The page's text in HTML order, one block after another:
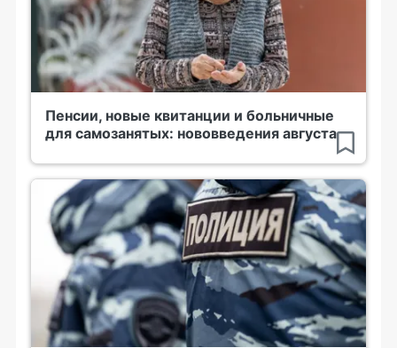
Пенсии, новые квитанции и больничные
для самозанятых: нововведения августа